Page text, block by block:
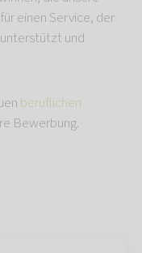
einen Service, der
und
beruflichen
Bewerbung.